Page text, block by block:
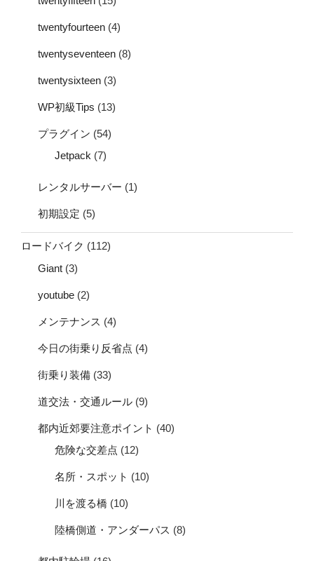
twentyfourteen (4)
twentyseventeen (8)
twentysixteen (3)
WP初級Tips (13)
プラグイン (54)
Jetpack (7)
レンタルサーバー (1)
初期設定 (5)
ロードバイク (112)
Giant (3)
youtube (2)
メンテナンス (4)
今日の街乗り反省点 (4)
街乗り装備 (33)
道交法・交通ルール (9)
都内近郊要注意ポイント (40)
危険な交差点 (12)
名所・スポット (10)
川を渡る橋 (10)
陸橋側道・アンダーパス (8)